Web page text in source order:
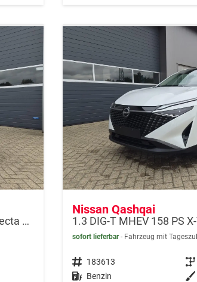
1.3 DIG-T MHEV 158 PS X-Tronic N-Connecta Teil-Leder PanoGlasdach Klimaautomatik Sitzheizung Lenkradheizung Navi ACC PDC v+h 360°Kamera DAB Bluetooth Touchscreen Apple CarPlay Android Auto 18"LM
Nissan Qashqai
sofort lieferbar Fahrzeug mit
Fahrzeugnr. 183613 Getriebe
Kraftstoff Benzin Außenfarbe